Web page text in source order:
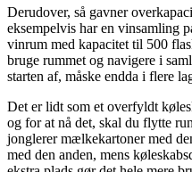
Derudover, så gavner
eksempelvis har en vinsamling
vinrum med kapacitet til 500
bruge rummet og navigere i
starten af, måske endda i flere
Det er lidt som et overfyldt
og for at nå det, skal du flytte
jonglerer mælkekartoner med
med den anden, mens